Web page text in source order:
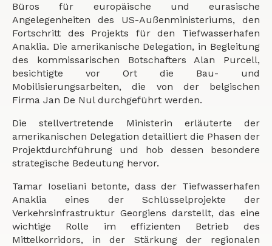
Büros für europäische und eurasische
Angelegenheiten des US-Außenministeriums, den
Fortschritt des Projekts für den Tiefwasserhafen
Anaklia. Die amerikanische Delegation, in Begleitung
des kommissarischen Botschafters Alan Purcell,
besichtigte vor Ort die Bau- und
Mobilisierungsarbeiten, die von der belgischen
Firma Jan De Nul durchgeführt werden.
Die stellvertretende Ministerin erläuterte der
amerikanischen Delegation detailliert die Phasen der
Projektdurchführung und hob dessen besondere
strategische Bedeutung hervor.
Tamar Ioseliani betonte, dass der Tiefwasserhafen
Anaklia eines der Schlüsselprojekte der
Verkehrsinfrastruktur Georgiens darstellt, das eine
wichtige Rolle im effizienten Betrieb des
Mittelkorridors, in der Stärkung der regionalen